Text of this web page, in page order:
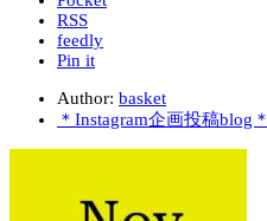
RSS
feedly
Pin it
Author: basket
＊Instagram企画投稿blog＊